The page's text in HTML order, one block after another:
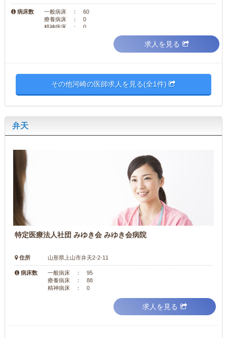
病床数
一般病床 ： 60
療養病床 ： 0
精神病床 ： 0
求人を見る
その他河崎の医師求人を見る(全1件)
弁天
特定医療法人社団 みゆき会 みゆき会病院
住所 山形県上山市弁天2-2-11
病床数
一般病床 ： 95
療養病床 ： 88
精神病床 ： 0
求人を見る